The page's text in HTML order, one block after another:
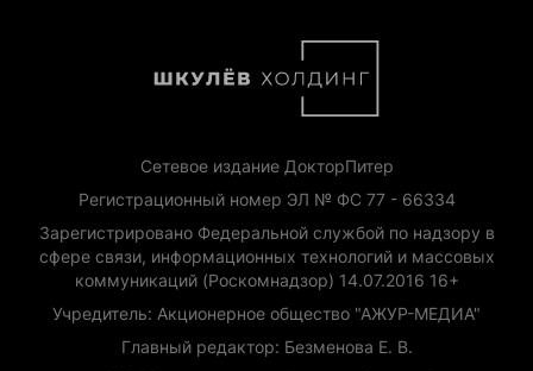
Сетевое издание ДокторПитер
Регистрационный номер ЭЛ № ФС 77 - 66334
Зарегистрировано Федеральной службой по надзору в
сфере связи, информационных технологий и массовых
коммуникаций (Роскомнадзор) 14.07.2016 16+
Учредитель: Акционерное общество "АЖУР-МЕДИА"
Главный редактор: Безменова Е. В.